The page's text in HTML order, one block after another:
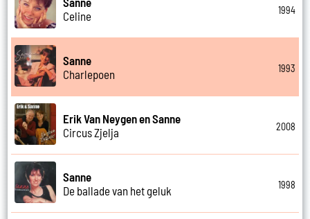
Celine
1994
Sanne
Charlepoen
1993
Erik Van Neygen en Sanne
Circus Zjelja
2008
Sanne
De ballade van het geluk
1998